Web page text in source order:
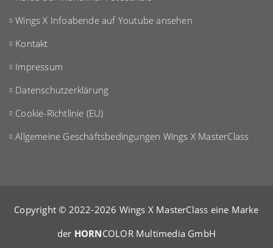
Wings X Infoabende auf Youtube ansehen
Kontakt
Impressum
Datenschutzerklärung
Cookie-Richtlinie (EU)
Allgemeine Geschäftsbedingungen Wings X MasterClass
Copyright © 2022-2026 Wings X MasterClass eine Marke
der HORNCOLOR Multimedia GmbH